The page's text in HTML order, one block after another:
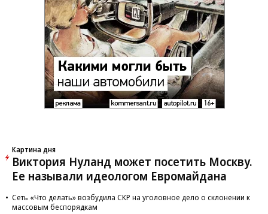
Картина дня
Виктория Нуланд может посетить Москву.
Ее называли идеологом Евромайдана
Сеть «Что делать» возбудила СКР на уголовное дело о склонении к
массовым беспорядкам